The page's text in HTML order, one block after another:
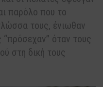
παρόλο που το
τους, ένιωθαν
όταν τους
στη δική τους